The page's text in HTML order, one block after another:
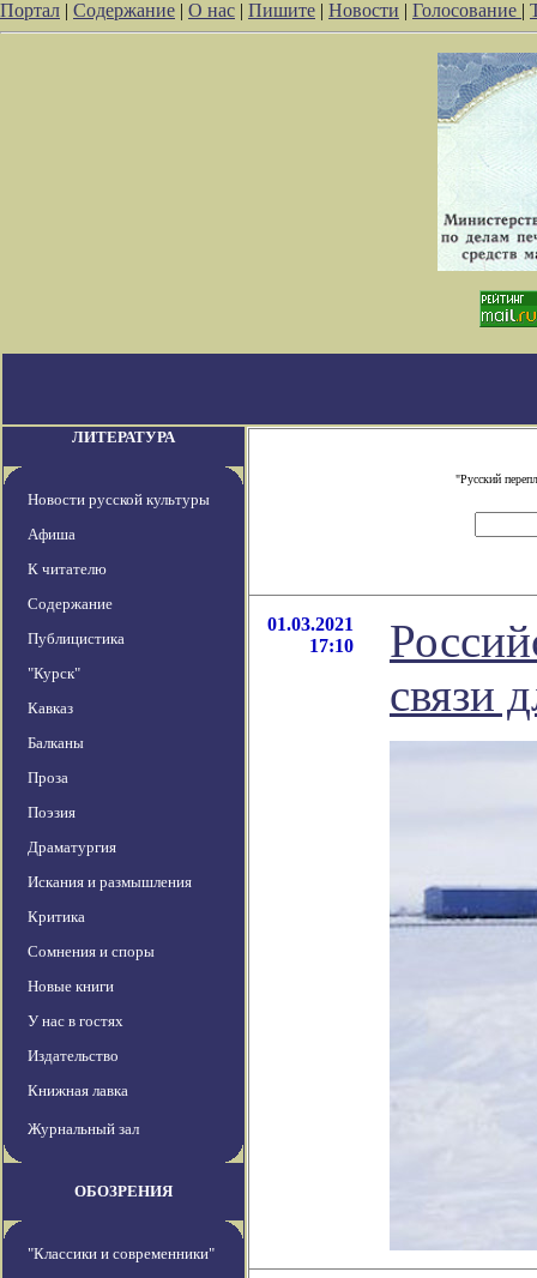
Портал | Содержание | О нас | Пишите | Новости | Голосование |
ЛИТЕРАТУРА
Новости русской культуры
Афиша
К читателю
Содержание
Публицистика
"Курск"
Кавказ
Балканы
Проза
Поэзия
Драматургия
Искания и размышления
Критика
Сомнения и споры
Новые книги
У нас в гостях
Издательство
Книжная лавка
Журнальный зал
ОБОЗРЕНИЯ
"Классики и современники"
"Русский
01.03.2021
17:10
связи